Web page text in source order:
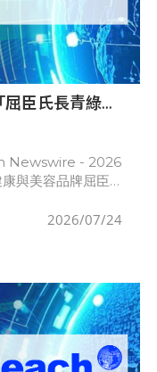
臣氏長青綠」
與美容品牌屈臣
2026/07/24